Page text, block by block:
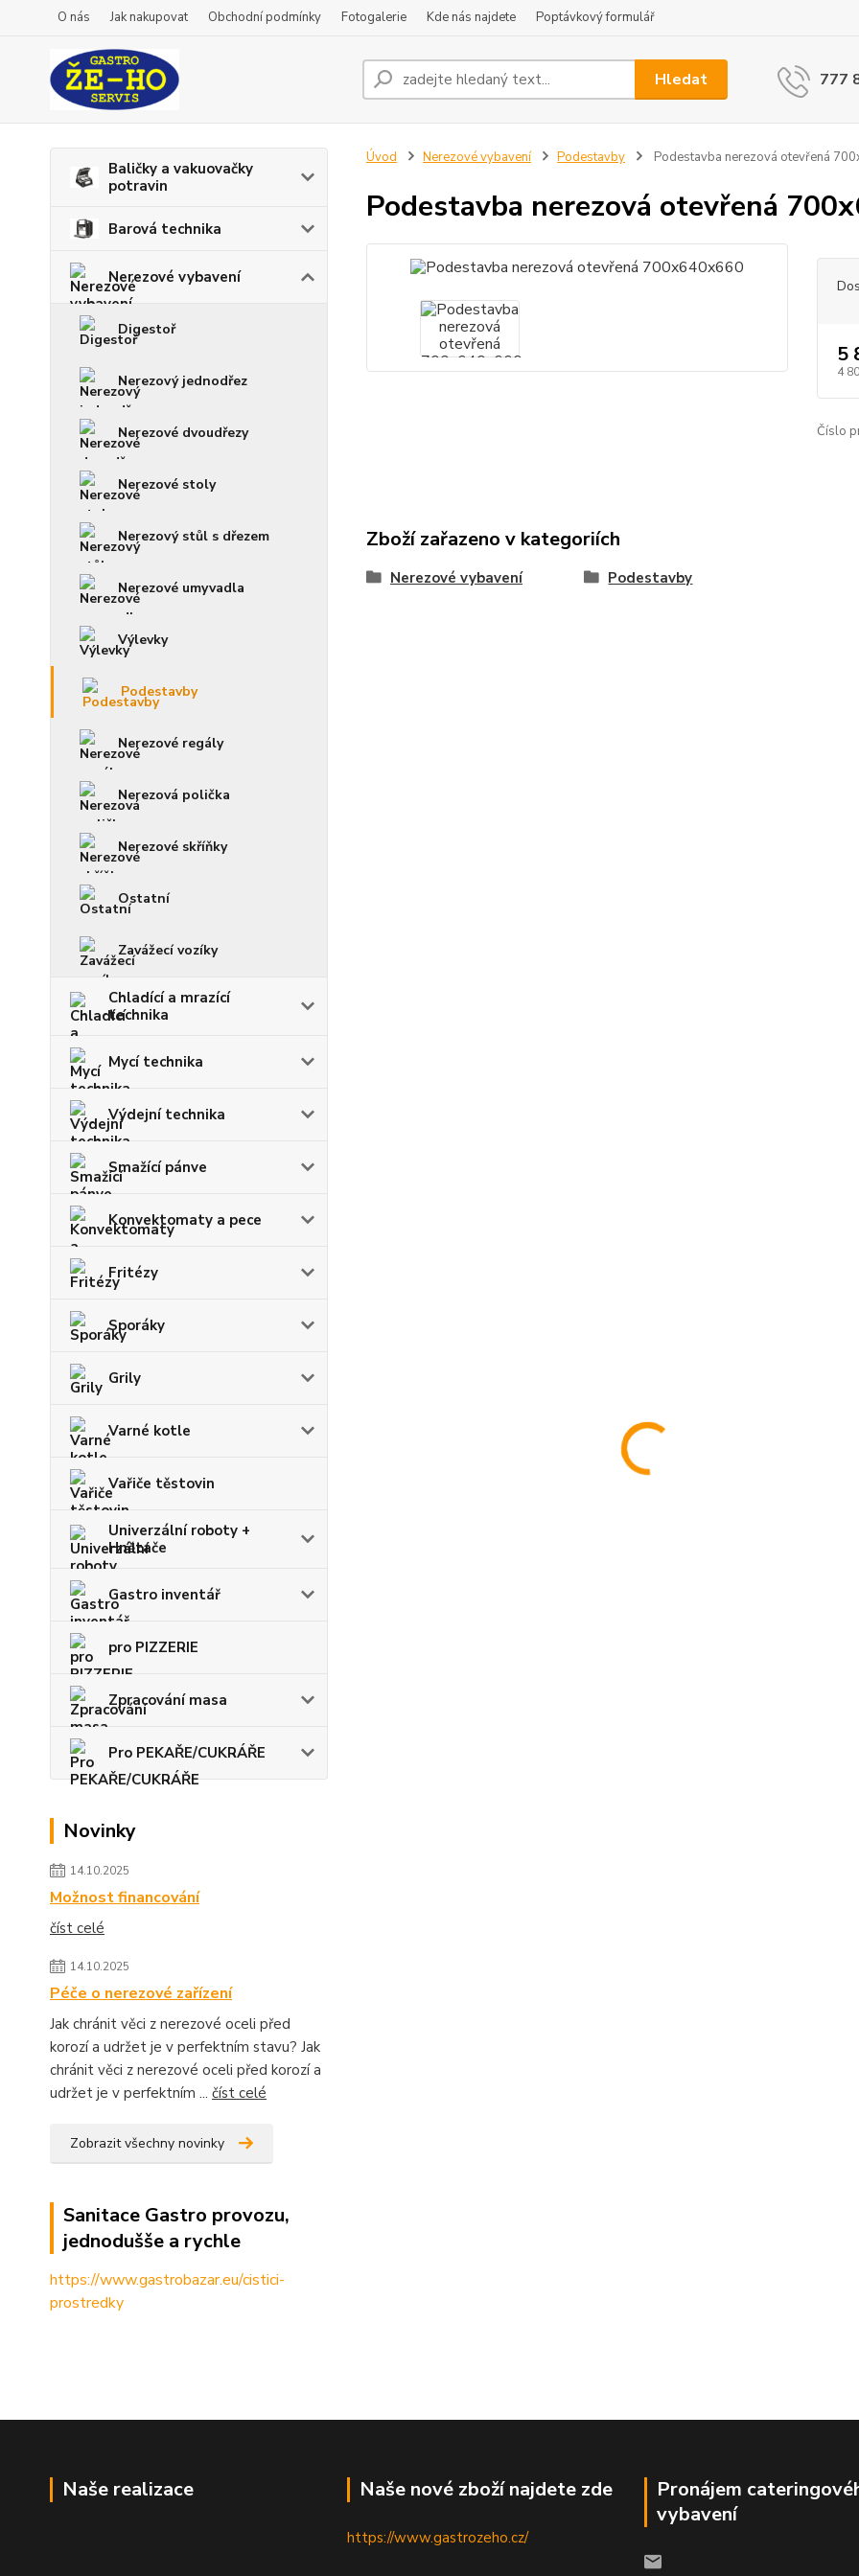
O nás Jak nakupovat Obchodní podmínky Fotogalerie Kde nás najdete Poptávkový formulář
Hledat 777
Baličky a vakuovačky
potravin
Barová technika
Nerezové vybavení
Digestoř
Nerezový jednodřez
Nerezové dvoudřezy
Nerezové stoly
Nerezový stůl s dřezem
Nerezové umyvadla
Výlevky
Podestavby
Nerezové regály
Nerezová polička
Nerezové skříňky
Ostatní
Zavážecí vozíky
Chladící a mrazící
technika
Mycí technika
Výdejní technika
Smažící pánve
Konvektomaty a pece
Fritézy
Sporáky
Grily
Varné kotle
Vařiče těstovin
Univerzální roboty +
Hnětače
Gastro inventář
pro PIZZERIE
Zpracování masa
Pro PEKAŘE/CUKRÁŘE
Novinky
14.10.2025
Možnost financování
číst celé
14.10.2025
Péče o nerezové zařízení
Jak chránit věci z nerezové oceli před
korozí a udržet je v perfektním stavu? Jak
chránit věci z nerezové oceli před korozí a
udržet je v perfektním ... číst celé
Zobrazit všechny novinky
Sanitace Gastro provozu,
jednodušše a rychle
https://www.gastrobazar.eu/cistici-
prostredky
Úvod Nerezové vybavení Podestavby Podestavba nerezová otevřená
Podestavba nerezová otevřená
5
4
Číslo
Zboží zařazeno v kategoriích
Nerezové vybavení Podestavby
Naše realizace Naše nové zboží najdete zde
https://www.gastrozeho.cz/
Pronájem
vybavení